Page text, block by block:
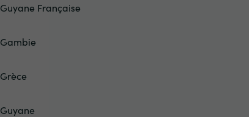
Guyane Française
Gambie
Grèce
Guyane